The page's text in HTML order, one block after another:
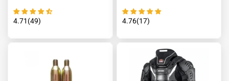
4.71(49) 4.76(17)